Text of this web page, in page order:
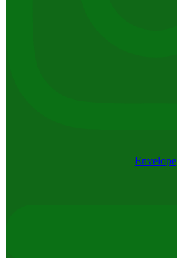
Envelope